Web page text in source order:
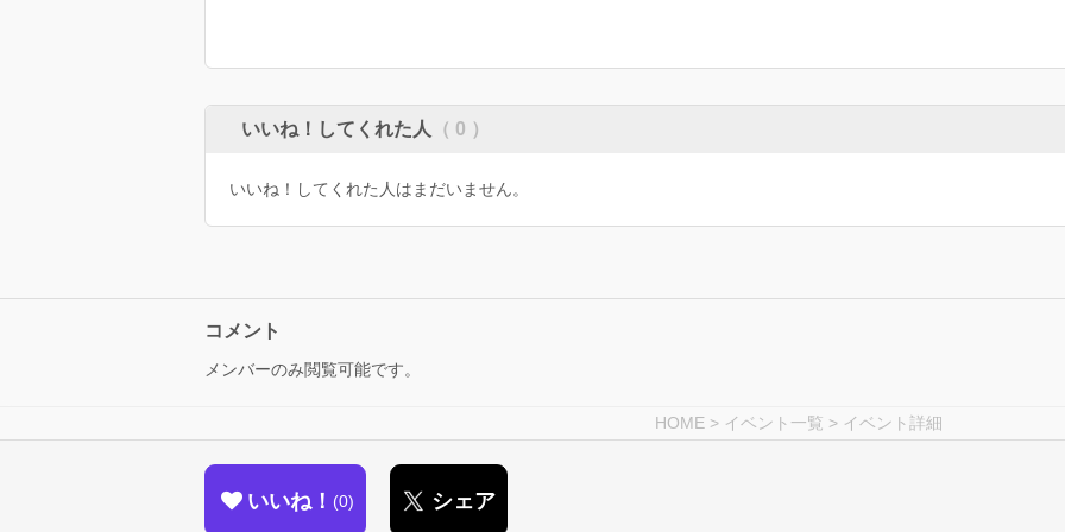
いいね！してくれた人 （ 0 ）
いいね！してくれた人はまだいません。
コメント
メンバーのみ閲覧可能です。
HOME > イベント一覧 > イベント詳細
いいね！ 0 シェア